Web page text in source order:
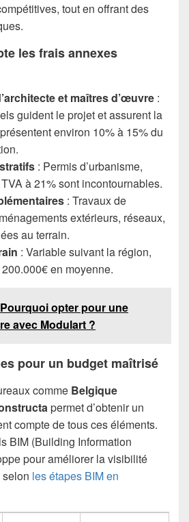
tout en offrant des
les frais annexes
et maîtres d’œuvre :
guident le projet et assurent la
environ 10% à 15% du
: Permis d’urbanisme,
à 21% sont incontournables.
: Travaux de
extérieurs, réseaux,
au terrain.
: Variable suivant la région,
en moyenne.
Pourquoi opter pour une
avec Modulart ?
pour un budget maîtrisé
comme Belgique
permet d’obtenir un
compte de tous ces éléments.
BIM (Building Information
pour améliorer la visibilité
les étapes BIM en